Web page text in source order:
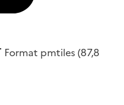
Format pmtiles(87,8